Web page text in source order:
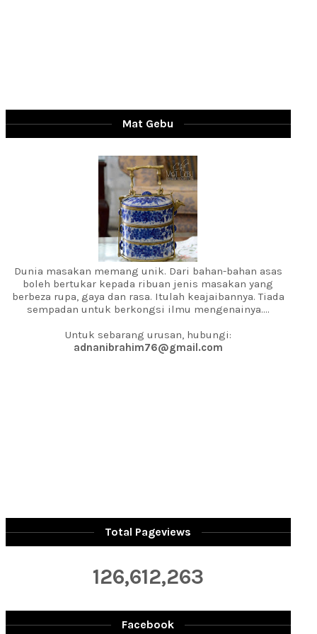
Mat Gebu
Dunia masakan memang unik. Dari bahan-bahan asas
boleh bertukar kepada ribuan jenis masakan yang
berbeza rupa, gaya dan rasa. Itulah keajaibannya. Tiada
sempadan untuk berkongsi ilmu mengenainya....
Untuk sebarang urusan, hubungi:
adnanibrahim76@gmail.com
Total Pageviews
126,612,263
Facebook